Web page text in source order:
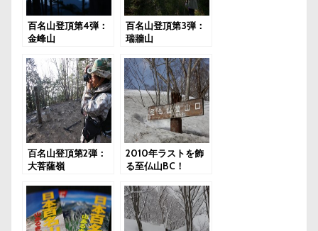
百名山登頂第4弾：
金峰山
百名山登頂第3弾：
瑞牆山
百名山登頂第2弾：
大菩薩嶺
2010年ラストを飾
る至仏山BC！